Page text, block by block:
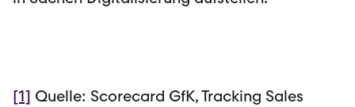
[1] Quelle: Scorecard GfK, Tracking Sales